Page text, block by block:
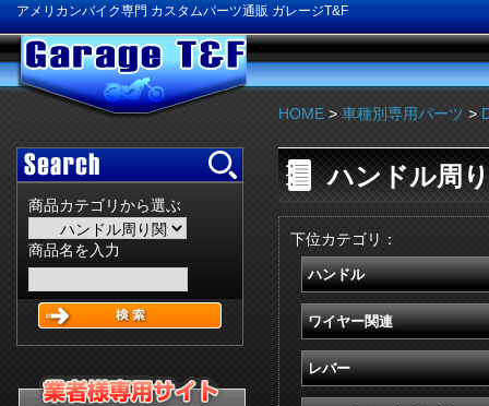
アメリカンバイク専門 カスタムパーツ通販 ガレージT&F
商品カテゴリから選ぶ
商品名を入力
HOME > 車種別専用パーツ >
ハンドル周
下位カテゴリ：
ハンドル
ワイヤー関連
レバー